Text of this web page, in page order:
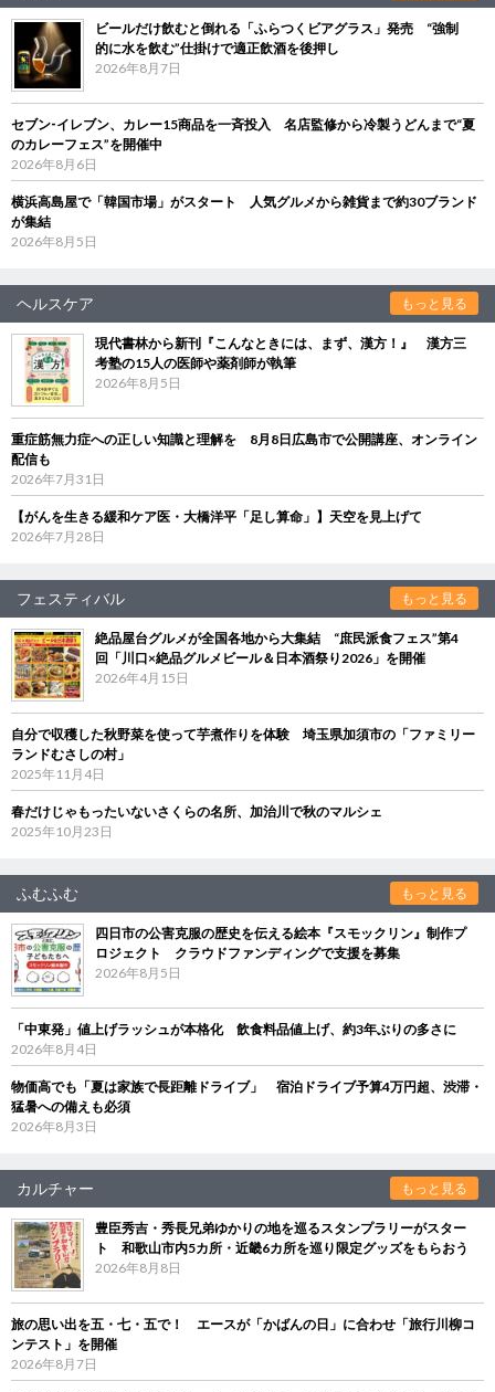
ビールだけ飲むと倒れる「ふらつくビアグラス」発売 “強制
的に水を飲む”仕掛けで適正飲酒を後押し
2026年8月7日
セブン‐イレブン、カレー15商品を一斉投入 名店監修から冷製うどんまで“夏
のカレーフェス”を開催中
2026年8月6日
横浜高島屋で「韓国市場」がスタート 人気グルメから雑貨まで約30ブランド
が集結
2026年8月5日
ヘルスケア もっと見る
現代書林から新刊『こんなときには、まず、漢方！』 漢方三
考塾の15人の医師や薬剤師が執筆
2026年8月5日
重症筋無力症への正しい知識と理解を 8月8日広島市で公開講座、オンライン
配信も
2026年7月31日
【がんを生きる緩和ケア医・大橋洋平「足し算命」】天空を見上げて
2026年7月28日
フェスティバル もっと見る
絶品屋台グルメが全国各地から大集結 “庶民派食フェス”第4
回「川口×絶品グルメビール＆日本酒祭り2026」を開催
2026年4月15日
自分で収穫した秋野菜を使って芋煮作りを体験 埼玉県加須市の「ファミリー
ランドむさしの村」
2025年11月4日
春だけじゃもったいないさくらの名所、加治川で秋のマルシェ
2025年10月23日
ふむふむ もっと見る
四日市の公害克服の歴史を伝える絵本『スモックリン』制作プ
ロジェクト クラウドファンディングで支援を募集
2026年8月5日
「中東発」値上げラッシュが本格化 飲食料品値上げ、約3年ぶりの多さに
2026年8月4日
物価高でも「夏は家族で長距離ドライブ」 宿泊ドライブ予算4万円超、渋滞・
猛暑への備えも必須
2026年8月3日
カルチャー もっと見る
豊臣秀吉・秀長兄弟ゆかりの地を巡るスタンプラリーがスター
ト 和歌山市内5カ所・近畿6カ所を巡り限定グッズをもらおう
2026年8月8日
旅の思い出を五・七・五で！ エースが「かばんの日」に合わせ「旅行川柳コ
ンテスト」を開催
2026年8月7日